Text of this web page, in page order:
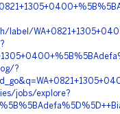
?
jobs/explore?